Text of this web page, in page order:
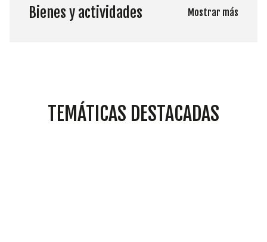
Bienes y actividades Mostrar más
TEMÁTICAS DESTACADAS